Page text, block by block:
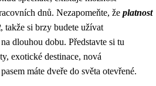
dnů. Nezapomeňte, že platnost
, takže si brzy budete užívat
dlouhou dobu. Představte si tu
exotické destinace, nová
máte dveře do světa otevřené.